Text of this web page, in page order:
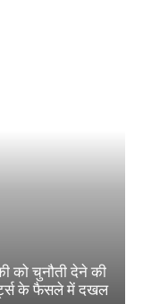
को चुनौती देने की
के फैसले में दखल